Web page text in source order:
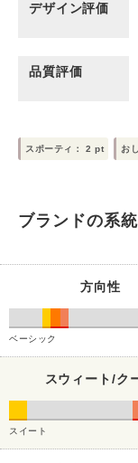
デザイン評価
品質評価
スポーティ：2pt お
ブランドの系
方向性
ベーシック
スウィート/ク
スイート